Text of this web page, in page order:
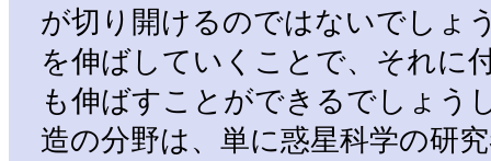
が切り開けるのではないでしょ
を伸ばしていくことで、それに
も伸ばすことができるでしょう
造の分野は、単に惑星科学の研